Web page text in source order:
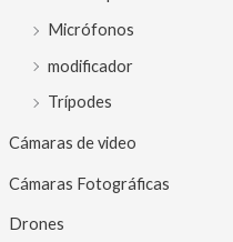
Micrófonos
modificador
Trípodes
Cámaras de video
Cámaras Fotográficas
Drones